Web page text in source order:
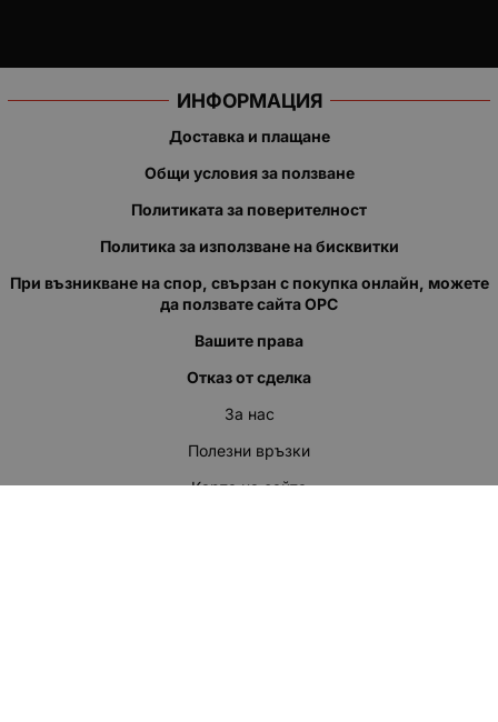
ИНФОРМАЦИЯ
Доставка и плащане
Общи условия за ползване
Политиката за поверителност
Политика за използване на бисквитки
При възникване на спор, свързан с покупка онлайн, можете
да ползвате сайта ОРС
Вашите права
Отказ от сделка
За нас
Полезни връзки
Карта на сайта